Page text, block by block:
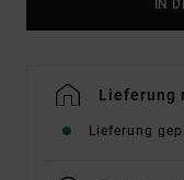
IN
Lieferung
Lieferung